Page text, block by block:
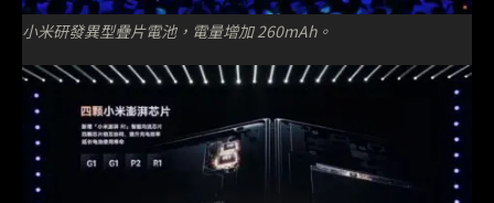
小米研發異型疊片電池，電量增加 260mAh。